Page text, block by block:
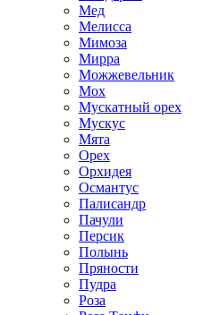
Мед
Мелисса
Мимоза
Мирра
Можжевельник
Мох
Мускатный орех
Мускус
Мята
Орех
Орхидея
Османтус
Палисандр
Пачули
Персик
Полынь
Пряности
Пудра
Роза